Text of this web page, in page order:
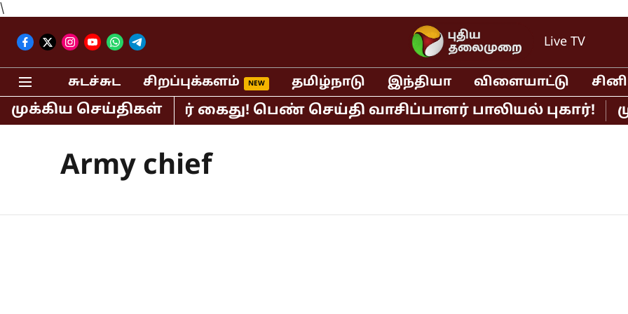
\
Live TV
சுடச்சுட சிறப்புக்களம் தமிழ்நாடு இந்தியா விளையாட்டு
முக்கிய செய்திகள்
பி.ஆர்.சுந்தர் கைது! பெண் செய்தி வாசிப்பாளர் பாலியல் புகார்!
Army chief